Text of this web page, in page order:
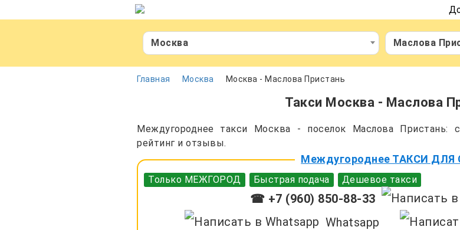
Москва Маслова
Главная Москва Москва - Маслова Пристань
Такси Москва - Маслова
Междугороднее такси Москва - поселок Маслова Пристань:
рейтинг и отзывы.
Междугороднее ТАКСИ ДЛЯ
Только МЕЖГОРОД Быстрая подача Дешевое такси
☎ +7 (960) 850-88-33
Whatsapp